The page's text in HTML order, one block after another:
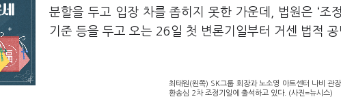
분할을 두고 입장 차를 좁히지 못한 가운데, 법원은 ‘조
기준 등을 두고 오는 26일 첫 변론기일부터 거센 법적 공
최태원(왼쪽) SK그룹 회장과 노소영 아트센터 나비 관
환송심 2차 조정기일에 출석하고 있다. (사진=뉴시스)